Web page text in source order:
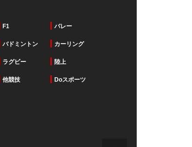
F1 バレー
バドミントン カーリング
ラグビー 陸上
他競技 Doスポーツ